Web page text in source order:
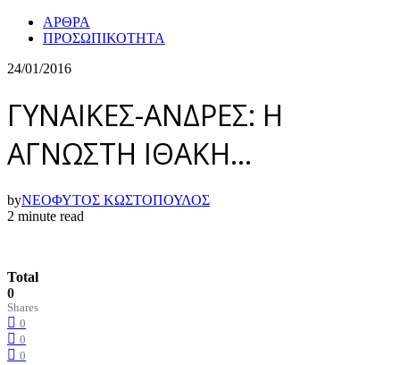
ΑΡΘΡΑ
ΠΡΟΣΩΠΙΚΟΤΗΤΑ
24/01/2016
ΓΥΝΑΙΚΕΣ-ΑΝΔΡΕΣ: Η
ΑΓΝΩΣΤΗ ΙΘΑΚΗ…
byΝΕΟΦΥΤΟΣ ΚΩΣΤΟΠΟΥΛΟΣ
2 minute read
Total
0
Shares
0
0
0